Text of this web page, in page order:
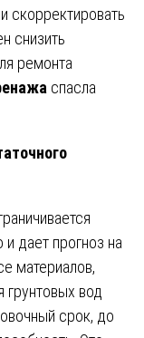
скорректировать
снизить
ремонта
спасла
и дает прогноз на
материалов,
грунтовых вод
срок, до